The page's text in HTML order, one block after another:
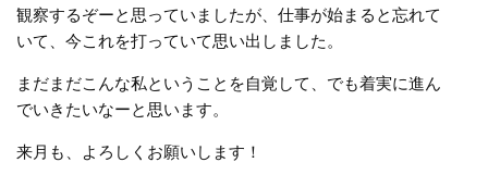
観察するぞーと思っていましたが、仕事が始まると忘れて
いて、今これを打っていて思い出しました。
まだまだこんな私ということを自覚して、でも着実に進ん
でいきたいなーと思います。
来月も、よろしくお願いします！